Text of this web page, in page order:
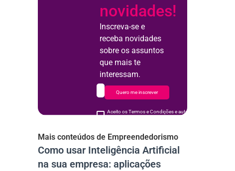
novidades!
Inscreva-se e
receba novidades
sobre os assuntos
que mais te
interessam.
Aceito os Termos e Condições e autorizo o uso de meus
Quero me inscrever
Mais conteúdos de Empreendedorismo
Como usar Inteligência Artificial
na sua empresa: aplicações